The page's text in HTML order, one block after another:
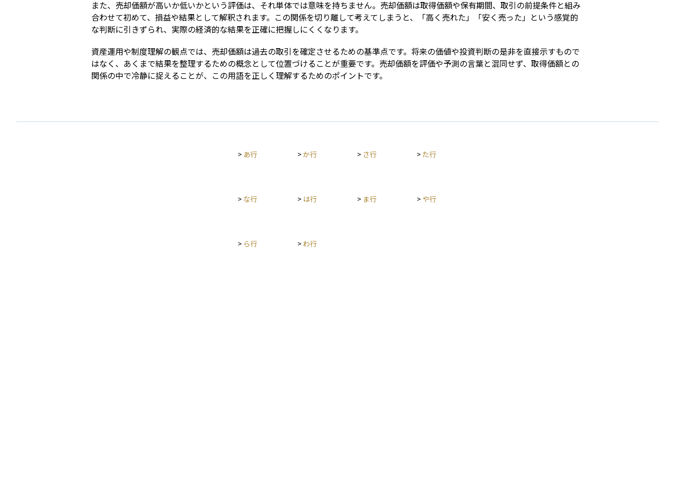
また、売却価額が高いか低いかという評価は、それ単体では意味を持ちません。売却価額は取得価額や保有期間、取引の前提条件と組み
合わせて初めて、損益や結果として解釈されます。この関係を切り離して考えてしまうと、「高く売れた」「安く売った」という感覚的
な判断に引きずられ、実際の経済的な結果を正確に把握しにくくなります。
資産運用や制度理解の観点では、売却価額は過去の取引を確定させるための基準点です。将来の価値や投資判断の是非を直接示すもので
はなく、あくまで結果を整理するための概念として位置づけることが重要です。売却価額を評価や予測の言葉と混同せず、取得価額との
関係の中で冷静に捉えることが、この用語を正しく理解するためのポイントです。
> あ行 >か行 > さ行 > た行
> な行 > は行 > ま行 > や行
> ら行 > わ行